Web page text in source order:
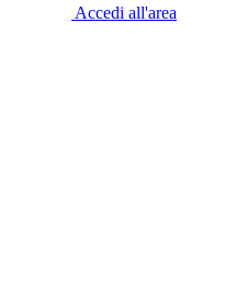
Accedi all'area